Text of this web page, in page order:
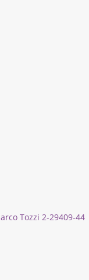
Tozzi 2-29409-44